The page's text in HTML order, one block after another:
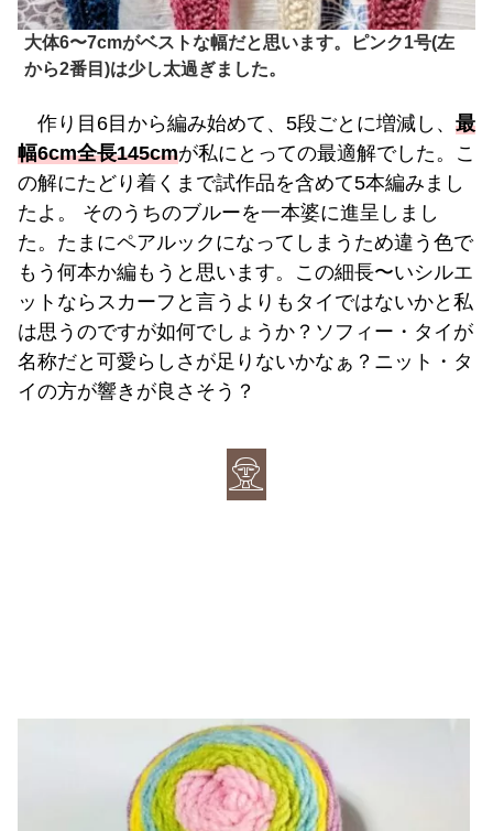
大体6〜7cmがベストな幅だと思います。ピンク1号(左
から2番目)は少し太過ぎました。
作り目6目から編み始めて、5段ごとに増減し、 最
幅6cm全長145cmが私にとっての最適解でした。こ
の解にたどり着くまで試作品を含めて5本編みまし
たよ。 そのうちのブルーを一本婆に進呈しまし
た。たまにペアルックになってしまうため違う色で
もう何本か編もうと思います。この細長〜いシルエ
ットならスカーフと言うよりもタイではないかと私
は思うのですが如何でしょうか？ソフィー・タイが
名称だと可愛らしさが足りないかなぁ？ニット・タ
イの方が響きが良さそう？
𓁷